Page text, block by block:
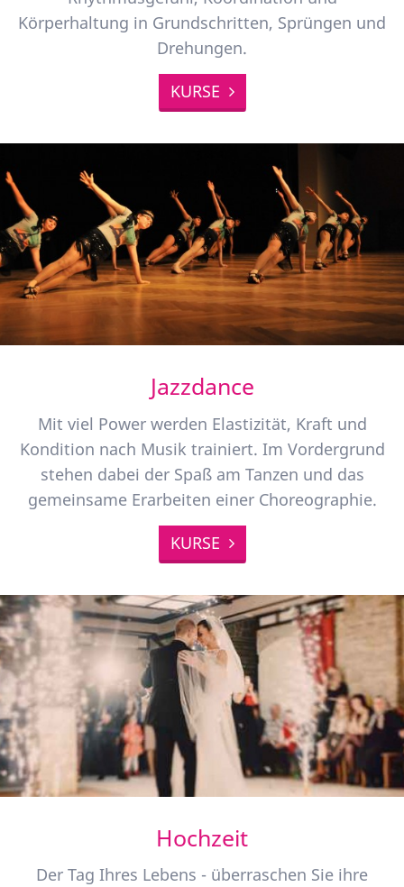
Körperhaltung in Grundschritten, Sprüngen und
Drehungen.
KURSE
Jazzdance
Mit viel Power werden Elastizität, Kraft und
Kondition nach Musik trainiert. Im Vordergrund
stehen dabei der Spaß am Tanzen und das
gemeinsame Erarbeiten einer Choreographie.
KURSE
Hochzeit
Der Tag Ihres Lebens - überraschen Sie ihre